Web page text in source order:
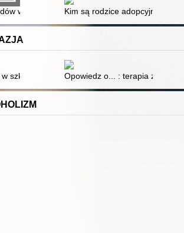
w latach II wojny światowej
Kim są rodzice adopcyjni?... :
szkole i przedszkolu : poradnik dla nauczycieli
Opowiedz o... : terapia